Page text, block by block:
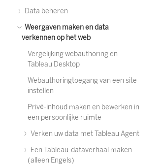
Data beheren
Weergaven maken en data
verkennen op het web
Vergelijking webauthoring en
Tableau Desktop
Webauthoringtoegang van een site
instellen
Privé-inhoud maken en bewerken in
een persoonlijke ruimte
Verken uw data met Tableau Agent
Een Tableau-dataverhaal maken
(alleen Engels)